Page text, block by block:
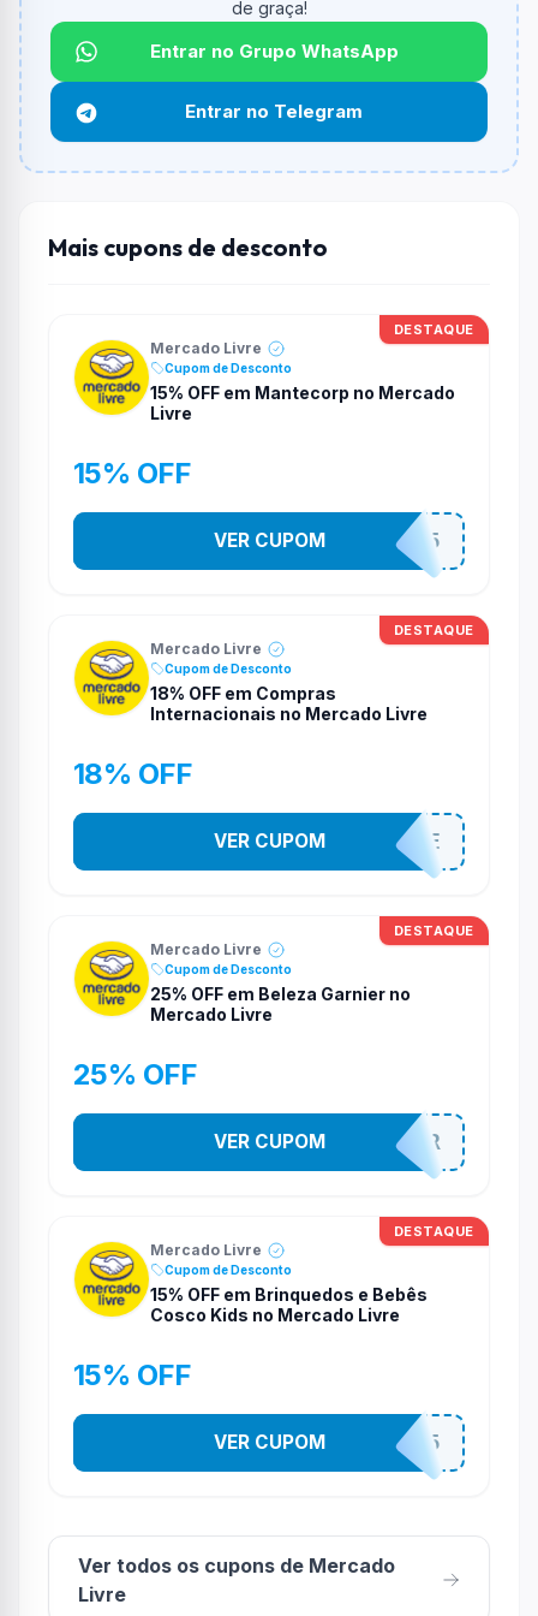
Qual é o desconto máximo?
Não informado ou sem limite.
Funciona em qualquer produto?
Não necessariamente. Depende de itens participantes
e alguns vendedores ou produtos especificos podem
de graça!
Entrar no Grupo WhatsApp
Entrar no Telegram
Mais cupons de desconto
DESTAQUE
Mercado Livre
Cupom de Desconto
15% OFF em Mantecorp no Mercado
Livre
15% OFF
MANTECORP15
VER CUPOM
DESTAQUE
Mercado Livre
Cupom de Desconto
18% OFF em Compras
Internacionais no Mercado Livre
18% OFF
INTERNACIONALSALE
VER CUPOM
DESTAQUE
Mercado Livre
Cupom de Desconto
25% OFF em Beleza Garnier no
Mercado Livre
25% OFF
MELIGARNIER
VER CUPOM
DESTAQUE
Mercado Livre
Cupom de Desconto
15% OFF em Brinquedos e Bebês
Cosco Kids no Mercado Livre
15% OFF
COSCOKIDS15
VER CUPOM
Ver todos os cupons de Mercado
Livre